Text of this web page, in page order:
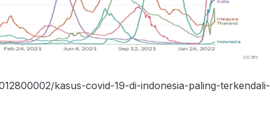
kasus-covid-19-di-indonesia-paling-terkendali-